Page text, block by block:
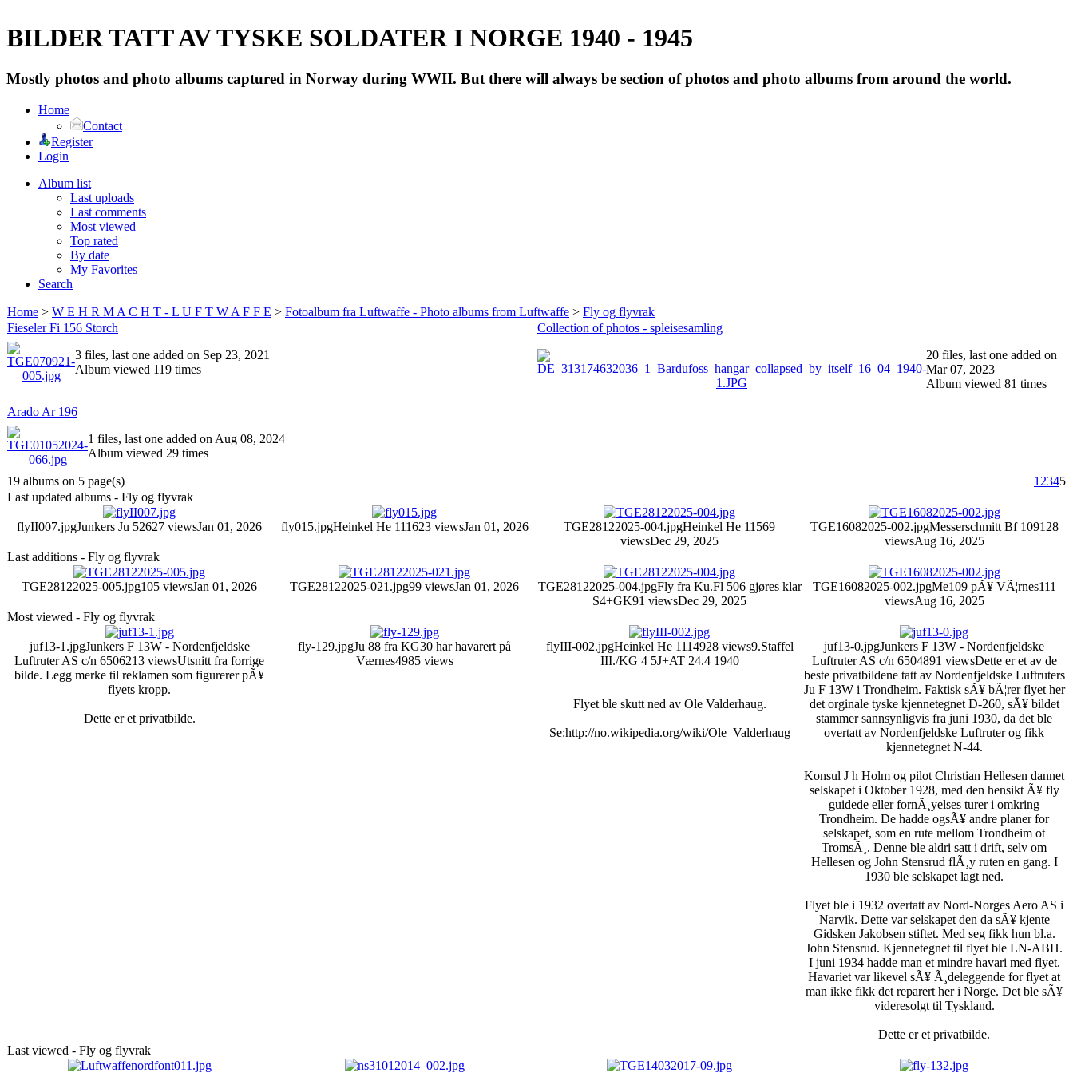
BILDER TATT AV TYSKE SOLDATER I NORGE 1940 - 1945
Mostly photos and photo albums captured in Norway during WWII. But there will always be section of photos and photo albums from around the world.
Home
Contact
Register
Login
Album list
Last uploads
Last comments
Most viewed
Top rated
By date
My Favorites
Search
Home > W E H R M A C H T - L U F T W A F F E > Fotoalbum fra Luftwaffe - Photo albums from Luftwaffe > Fly og flyvrak
Fieseler Fi 156 Storch
3 files, last one added on Sep 23, 2021
Album viewed 119 times
Collection of photos - spleisesamling
20 files, last one added on
Mar 07, 2023
Album viewed 81 times
Arado Ar 196
1 files, last one added on Aug 08, 2024
Album viewed 29 times
19 albums on 5 page(s) 1 2345
Last updated albums - Fly og flyvrak
flyII007.jpgJunkers Ju 52627 viewsJan 01, 2026 fly015.jpgHeinkel He 111623 viewsJan 01, 2026 TGE28122025-004.jpgHeinkel He 11569
viewsDec 29, 2025
TGE16082025-002.jpgMesserschmitt Bf 109128
viewsAug 16, 2025
Last additions - Fly og flyvrak
TGE28122025-005.jpg105 viewsJan 01, 2026 TGE28122025-021.jpg99 viewsJan 01, 2026 TGE28122025-004.jpgFly fra Ku.Fl 506 gjøres klar
S4+GK91 viewsDec 29, 2025
TGE16082025-002.jpgMe109 pÃ¥ VÃ¦rnes111
viewsAug 16, 2025
Most viewed - Fly og flyvrak
juf13-1.jpgJunkers F 13W - Nordenfjeldske
Luftruter AS c/n 6506213 viewsUtsnitt fra forrige
bilde. Legg merke til reklamen som figurerer pÃ¥
flyets kropp.
Dette er et privatbilde.
fly-129.jpgJu 88 fra KG30 har havarert på
Værnes4985 views
flyIII-002.jpgHeinkel He 1114928 views9.Staffel
III./KG 4 5J+AT 24.4 1940
Flyet ble skutt ned av Ole Valderhaug.
Se:http://no.wikipedia.org/wiki/Ole_Valderhaug
juf13-0.jpgJunkers F 13W - Nordenfjeldske
Luftruter AS c/n 6504891 viewsDette er et av de
beste privatbildene tatt av Nordenfjeldske Luftruters
Ju F 13W i Trondheim. Faktisk sÃ¥ bÃ¦rer flyet her
det orginale tyske kjennetegnet D-260, sÃ¥ bildet
stammer sannsynligvis fra juni 1930, da det ble
overtatt av Nordenfjeldske Luftruter og fikk
kjennetegnet N-44.
Konsul J h Holm og pilot Christian Hellesen dannet
selskapet i Oktober 1928, med den hensikt Ã¥ fly
guidede eller fornÃ¸yelses turer i omkring
Trondheim. De hadde ogsÃ¥ andre planer for
selskapet, som en rute mellom Trondheim ot
TromsÃ¸. Denne ble aldri satt i drift, selv om
Hellesen og John Stensrud flÃ¸y ruten en gang. I
1930 ble selskapet lagt ned.
Flyet ble i 1932 overtatt av Nord-Norges Aero AS i
Narvik. Dette var selskapet den da sÃ¥ kjente
Gidsken Jakobsen stiftet. Med seg fikk hun bl.a.
John Stensrud. Kjennetegnet til flyet ble LN-ABH.
I juni 1934 hadde man et mindre havari med flyet.
Havariet var likevel sÃ¥ Ã¸deleggende for flyet at
man ikke fikk det reparert her i Norge. Det ble sÃ¥
videresolgt til Tyskland.
Dette er et privatbilde.
Last viewed - Fly og flyvrak